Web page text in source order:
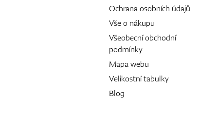
Ochrana osobních údajů
Vše o nákupu
Všeobecní obchodní
podmínky
Mapa webu
Velikostní tabulky
Blog